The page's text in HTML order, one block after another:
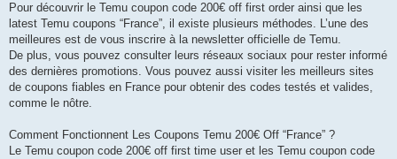
Pour découvrir le Temu coupon code 200€ off first order ainsi que les
latest Temu coupons “France”, il existe plusieurs méthodes. L’une des
meilleures est de vous inscrire à la newsletter officielle de Temu.
De plus, vous pouvez consulter leurs réseaux sociaux pour rester informé
des dernières promotions. Vous pouvez aussi visiter les meilleurs sites
de coupons fiables en France pour obtenir des codes testés et valides,
comme le nôtre.
Comment Fonctionnent Les Coupons Temu 200€ Off “France” ?
Le Temu coupon code 200€ off first time user et les Temu coupon code